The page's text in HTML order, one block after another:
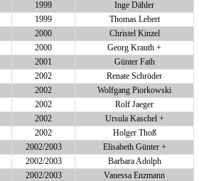
1999
Inge Dähler
1999
Thomas Lebert
2000
Christel Kinzel
2000
Georg Krauth +
2001
Günter Fath
2002
Renate Schröder
2002
Wolfgang Piorkowski
2002
Rolf Jaeger
2002
Ursula Kaschel +
2002
Holger Thoß
2002/2003
Elisabeth Günter +
2002/2003
Barbara Adolph
2002/2003
Vanessa Enzmann